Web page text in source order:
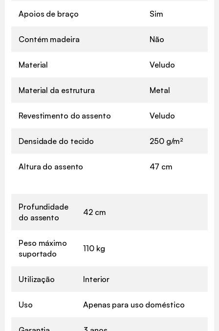
Apoios de braço Sim
Contém madeira Não
Material Veludo
Material da estrutura Metal
Revestimento do assento Veludo
Densidade do tecido 250 g/m²
Altura do assento 47 cm
Profundidade
do assento
42 cm
Peso máximo
suportado
110 kg
Utilização Interior
Uso Apenas para uso doméstico